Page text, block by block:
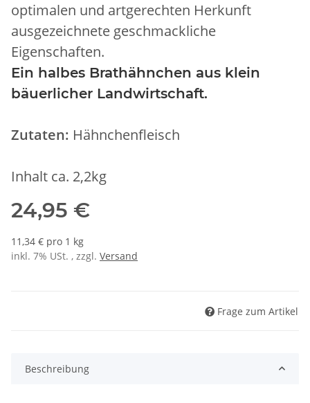
optimalen und artgerechten Herkunft
ausgezeichnete geschmackliche
Eigenschaften.
Ein halbes Brathähnchen aus klein
bäuerlicher Landwirtschaft.
Zutaten: Hähnchenfleisch
Inhalt ca. 2,2kg
24,95 €
11,34 € pro 1 kg
inkl. 7% USt. , zzgl. Versand
Frage zum Artikel
Beschreibung